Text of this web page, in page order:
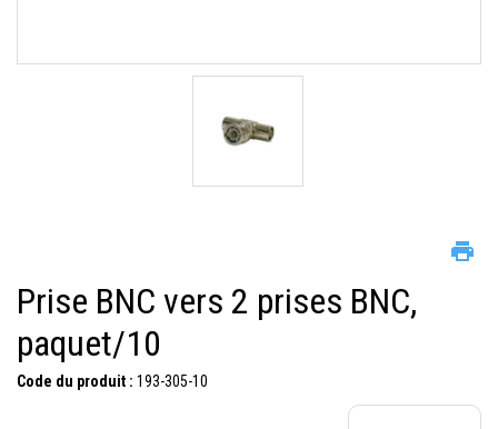
Prise BNC vers 2 prises BNC,
paquet/10
Code du produit : 193-305-10